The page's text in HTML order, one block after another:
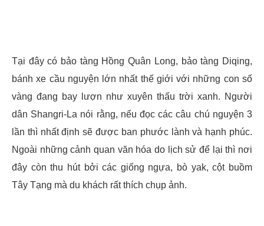
Tại đây có bảo tàng Hồng Quân Long, bảo tàng Diqing,
bánh xe cầu nguyện lớn nhất thế giới với những con số
vàng đang bay lượn như xuyên thấu trời xanh. Người
dân Shangri-La nói rằng, nếu đọc các câu chú nguyện 3
lần thì nhất định sẽ được ban phước lành và hạnh phúc.
Ngoài những cảnh quan văn hóa do lịch sử để lại thì nơi
đây còn thu hút bởi các giống ngựa, bò yak, cột buồm
Tây Tạng mà du khách rất thích chụp ảnh.